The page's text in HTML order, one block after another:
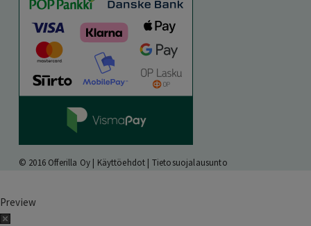
© 2016 Offerilla Oy | Käyttöehdot | Tietosuojalausunto
Preview